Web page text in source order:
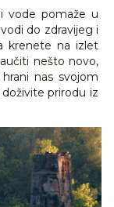
vode pomaže u
do zdravijeg i
krenete na izlet
nešto novo,
nas svojom
prirodu iz